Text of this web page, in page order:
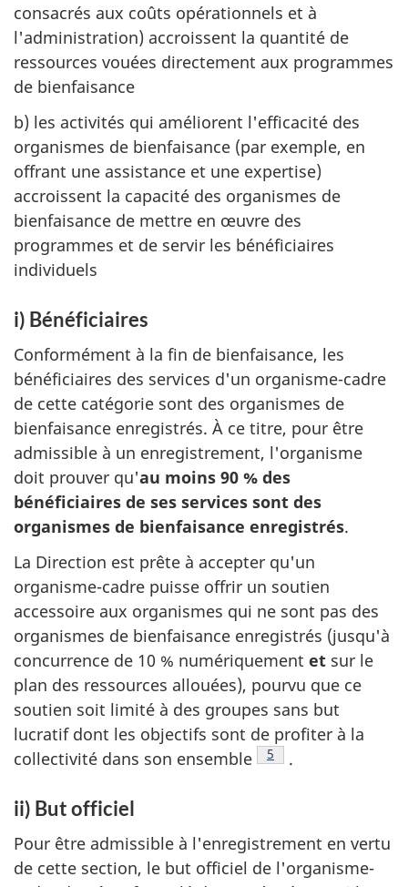
consacrés aux coûts opérationnels et à
l'administration) accroissent la quantité de
ressources vouées directement aux programmes
de bienfaisance
b) les activités qui améliorent l'efficacité des
organismes de bienfaisance (par exemple, en
offrant une assistance et une expertise)
accroissent la capacité des organismes de
bienfaisance de mettre en œuvre des
programmes et de servir les bénéficiaires
individuels
i) Bénéficiaires
Conformément à la fin de bienfaisance, les
bénéficiaires des services d'un organisme-cadre
de cette catégorie sont des organismes de
bienfaisance enregistrés. À ce titre, pour être
admissible à un enregistrement, l'organisme
doit prouver qu'au moins 90 % des
bénéficiaires de ses services sont des
organismes de bienfaisance enregistrés.
La Direction est prête à accepter qu'un
organisme-cadre puisse offrir un soutien
accessoire aux organismes qui ne sont pas des
organismes de bienfaisance enregistrés (jusqu'à
concurrence de 10 % numériquement et sur le
plan des ressources allouées), pourvu que ce
soutien soit limité à des groupes sans but
lucratif dont les objectifs sont de profiter à la
collectivité dans son ensemble Note de bas de page
5 .
ii) But officiel
Pour être admissible à l'enregistrement en vertu
de cette section, le but officiel de l'organisme-